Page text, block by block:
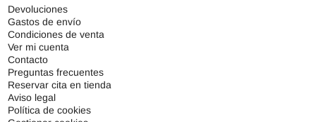
Devoluciones
Gastos de envío
Condiciones de venta
Ver mi cuenta
Contacto
Preguntas frecuentes
Reservar cita en tienda
Aviso legal
Política de cookies